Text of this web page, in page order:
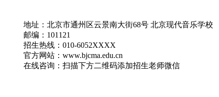
地址：北京市通州区云景南大街68号 北京现代音乐学校
邮编：101121
招生热线：010-6052XXXX
官方网站：www.bjcma.edu.cn
在线咨询：扫描下方二维码添加招生老师微信